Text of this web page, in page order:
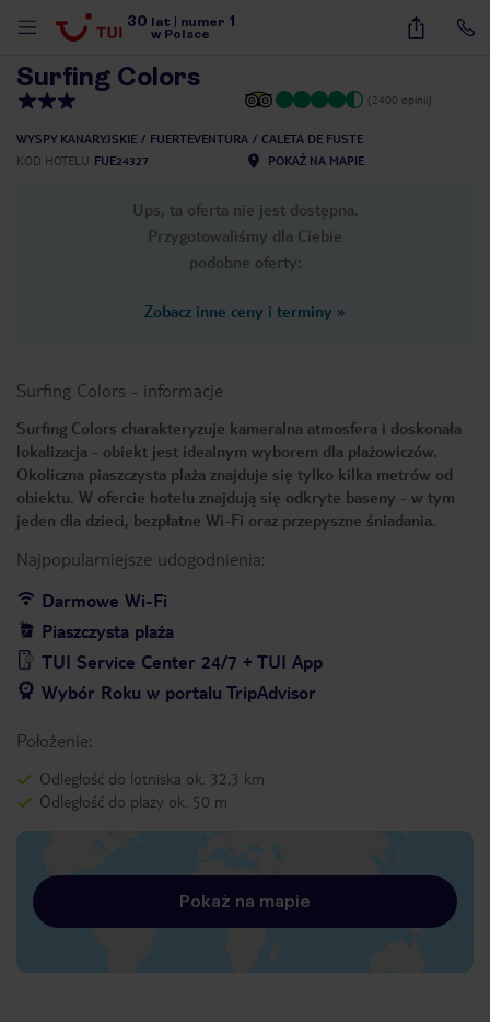
30 lat numer 1
w Polsce
36
Surfing Colors
(2400 opinii)
WYSPY KANARYJSKIE FUERTEVENTURA
CALETA DE FUSTE
KOD HOTELU FUE24327 POKAŻ NA MAPIE
Ups, ta oferta nie jest dostępna.
Przygotowaliśmy dla Ciebie
podobne oferty:
Zobacz inne ceny i terminy »
Surfing Colors - informacje
Surfing Colors charakteryzuje kameralna atmosfera i doskonała
lokalizacja - obiekt jest idealnym wyborem dla plażowiczów.
Okoliczna piaszczysta plaża znajduje się tylko kilka metrów od
obiektu. W ofercie hotelu znajdują się odkryte baseny - w tym
jeden dla dzieci, bezpłatne Wi-Fi oraz przepyszne śniadania.
Najpopularniejsze udogodnienia:
Darmowe Wi-Fi
Piaszczysta plaża
TUI Service Center 24/7 + TUI App
Wybór Roku w portalu TripAdvisor
Położenie:
Odległość do lotniska ok. 32,3 km
Odległość do plaży ok. 50 m
Pokaż na mapie